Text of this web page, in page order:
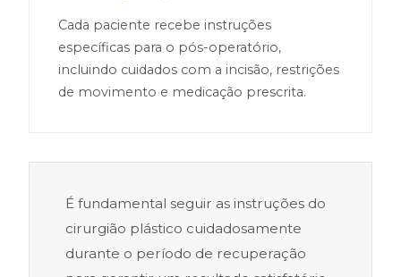
Cada paciente recebe instruções
específicas para o pós-operatório,
incluindo cuidados com a incisão, restrições
de movimento e medicação prescrita.
É fundamental seguir as instruções do
cirurgião plástico cuidadosamente
durante o período de recuperação